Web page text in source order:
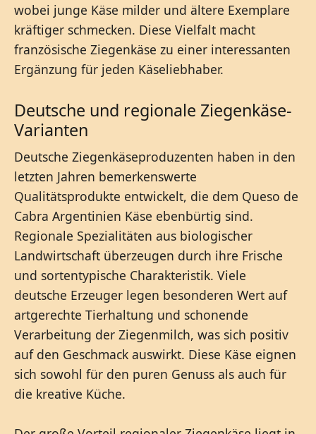
wobei junge Käse milder und ältere Exemplare
kräftiger schmecken. Diese Vielfalt macht
französische Ziegenkäse zu einer interessanten
Ergänzung für jeden Käseliebhaber.
Deutsche und regionale Ziegenkäse-
Varianten
Deutsche Ziegenkäseproduzenten haben in den
letzten Jahren bemerkenswerte
Qualitätsprodukte entwickelt, die dem Queso de
Cabra Argentinien Käse ebenbürtig sind.
Regionale Spezialitäten aus biologischer
Landwirtschaft überzeugen durch ihre Frische
und sortentypische Charakteristik. Viele
deutsche Erzeuger legen besonderen Wert auf
artgerechte Tierhaltung und schonende
Verarbeitung der Ziegenmilch, was sich positiv
auf den Geschmack auswirkt. Diese Käse eignen
sich sowohl für den puren Genuss als auch für
die kreative Küche.